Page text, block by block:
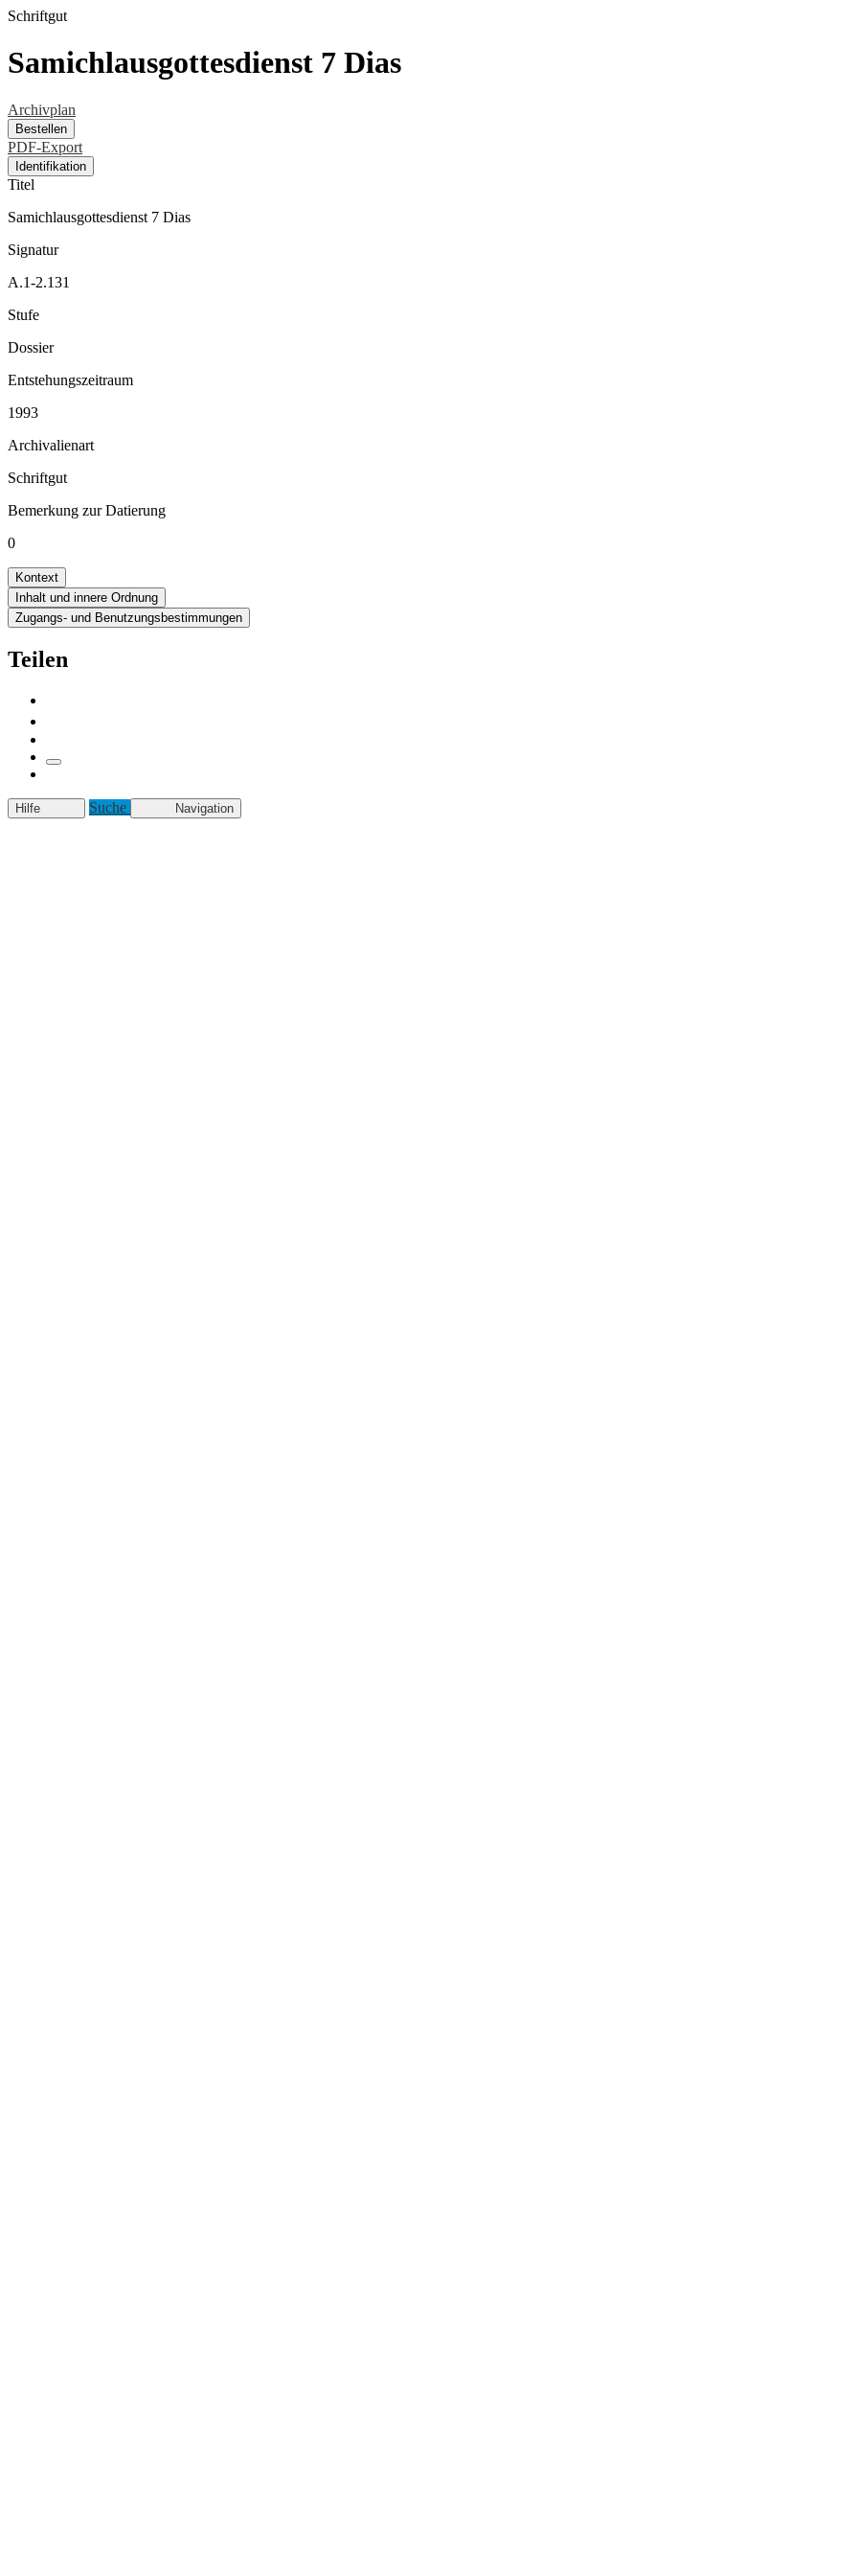
Schriftgut
Samichlausgottesdienst 7 Dias
Archivplan
Bestellen
PDF-Export
Identifikation
Titel
Samichlausgottesdienst 7 Dias
Signatur
A.1-2.131
Stufe
Dossier
Entstehungszeitraum
1993
Archivalienart
Schriftgut
Bemerkung zur Datierung
0
Kontext
Inhalt und innere Ordnung
Zugangs- und Benutzungsbestimmungen
Teilen
Hilfe Suche Navigation